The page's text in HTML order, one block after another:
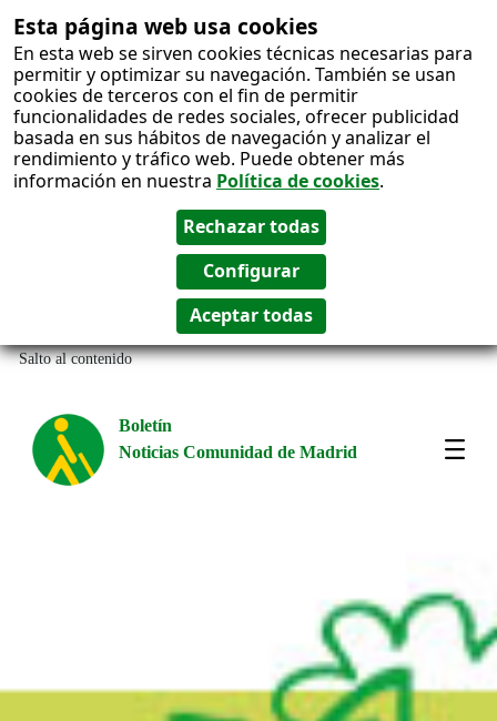
Esta página web usa cookies
En esta web se sirven cookies técnicas necesarias para
permitir y optimizar su navegación. También se usan
cookies de terceros con el fin de permitir
funcionalidades de redes sociales, ofrecer publicidad
basada en sus hábitos de navegación y analizar el
rendimiento y tráfico web. Puede obtener más
información en nuestra Política de cookies.
Salto al contenido
Boletín
Noticias Comunidad de Madrid